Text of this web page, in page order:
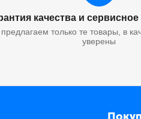
качества и
только те товары, в
уверены